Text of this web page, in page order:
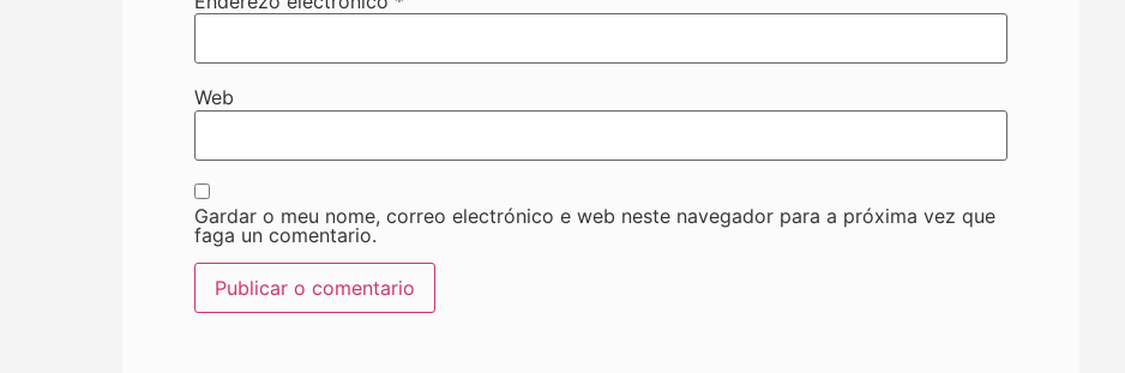
Web
Gardar o meu nome, correo electrónico e web neste navegador para a próxima vez que
faga un comentario.